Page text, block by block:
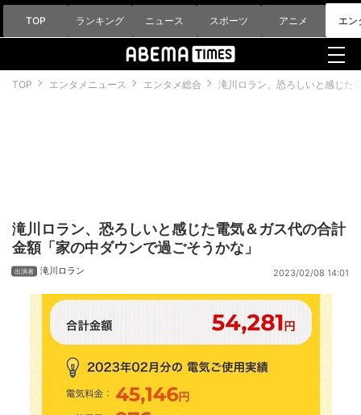
TOP ランキング ニュース スポーツ アニメ エン
TOP エンタメニュース エンタメ総合 滝川ロラン、恐ろしいと感じた
滝川ロラン、恐ろしいと感じた電気＆ガス代の合計
金額「家の中ダウンで過ごそうかな」
滝川ロラン 2023/02/08 14:01